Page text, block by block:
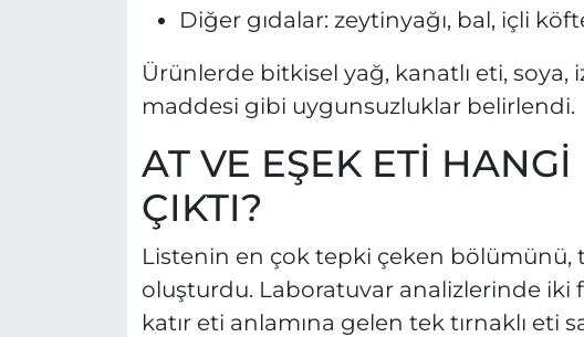
Diğer gıdalar: zeytinyağı, bal, içli
Ürünlerde bitkisel yağ, kanatlı eti, soya,
maddesi gibi uygunsuzluklar belirlendi.
AT VE EŞEK ETİ
ÇIKTI?
Listenin en çok tepki çeken bölümünü,
oluşturdu. Laboratuvar analizlerinde iki
katır eti anlamına gelen tek tırnaklı eti